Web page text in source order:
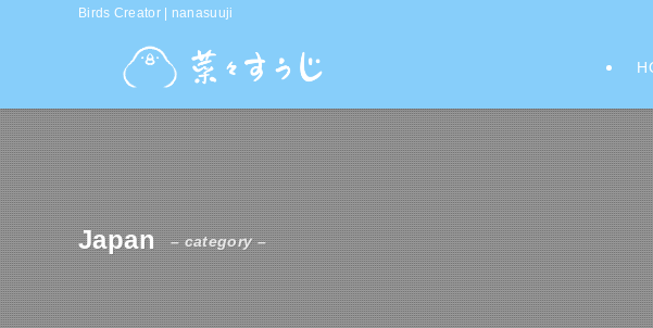
Birds Creator | nanasuuji
Japan – category –